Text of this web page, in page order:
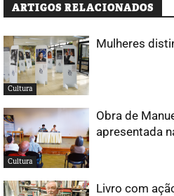
ARTIGOS RELACIONADOS
Cultura
Mulheres
Cultura
Obra de
apresentada
Livro com